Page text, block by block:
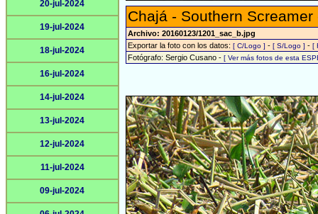
20-jul-2024
19-jul-2024
18-jul-2024
16-jul-2024
14-jul-2024
13-jul-2024
12-jul-2024
11-jul-2024
09-jul-2024
Chajá - Southern
Archivo: 20160123/1201_sac_b.jpg
Exportar la foto con los datos: [ C/Logo ] - [ S/Logo ] - [
Fotógrafo: Sergio Cusano - [ Ver más fotos de esta